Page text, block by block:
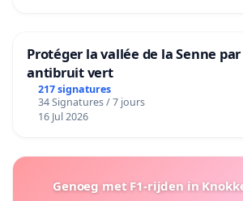
Protéger la vallée de la Senne
antibruit vert
217 signatures
34 Signatures / 7 jours
16 Jul 2026
Genoeg met F1-rijden in